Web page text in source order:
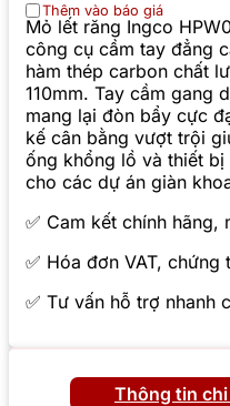
Thêm vào báo giá
Mỏ lết răng Ingco
công cụ cầm tay đẳng
hàm thép carbon chất
110mm. Tay cầm gang
mang lại đòn bẩy cực
kế cân bằng vượt trội
ống khổng lồ và thiết
cho các dự án giàn
✅ Cam kết chính hãng,
✅ Hóa đơn VAT, chứng
✅ Tư vấn hỗ trợ nhanh
Thông tin